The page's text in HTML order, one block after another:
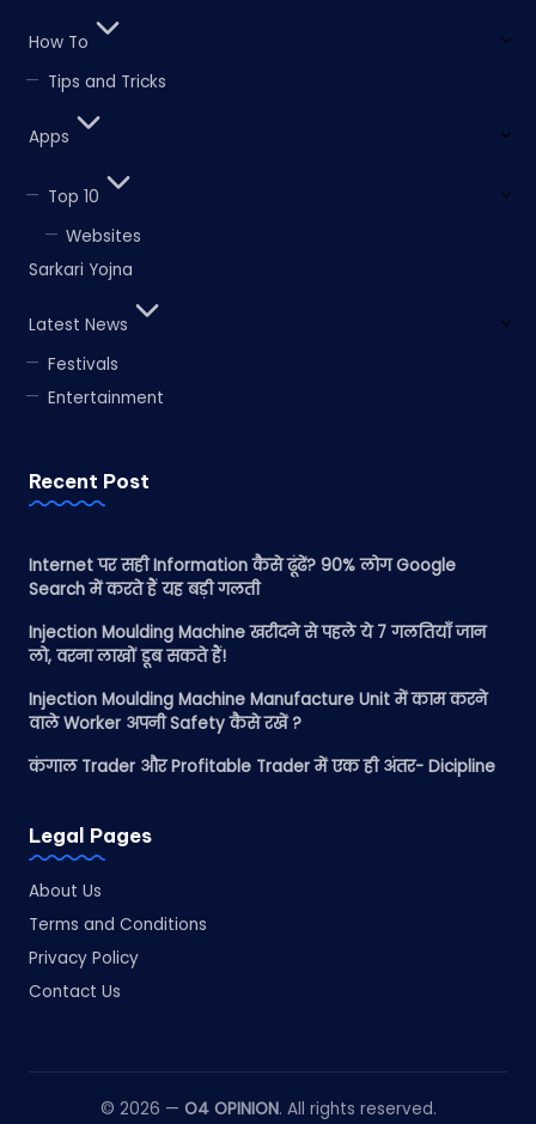
How To
Tips and Tricks
Apps
Top 10
Websites
Sarkari Yojna
Latest News
Festivals
Entertainment
Recent Post
Internet पर सही Information कैसे ढूंढें? 90% लोग Google
Search में करते हैं यह बड़ी गलती
Injection Moulding Machine खरीदने से पहले ये 7 गलतियाँ जान
लो, वरना लाखों डूब सकते हैं!
Injection Moulding Machine Manufacture Unit में काम करने
वाले Worker अपनी Safety कैसे रखें ?
कंगाल Trader और Profitable Trader में एक ही अंतर- Dicipline
Legal Pages
About Us
Terms and Conditions
Privacy Policy
Contact Us
© 2026 — O4 OPINION. All rights reserved.